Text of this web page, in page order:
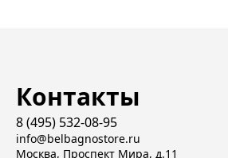
Контакты
8 (495) 532-08-95
info@belbagnostore.ru
Москва, Проспект Мира, д.11